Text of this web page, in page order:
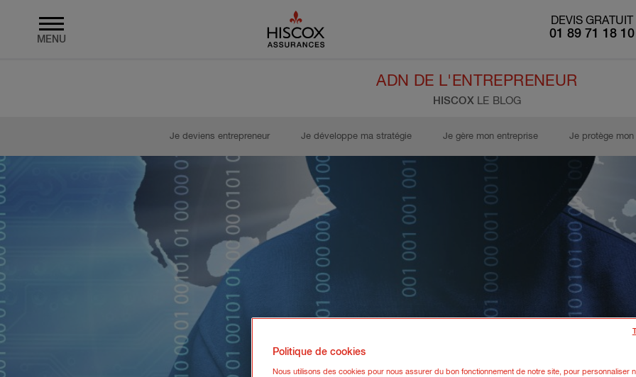
MENU
DEVIS GRATUIT
01 89 71 18 10
ADN DE L'ENTREPRENEUR
HISCOX LE BLOG
Je deviens entrepreneur Je développe ma stratégie Je gère mon entreprise Je protège
Politique de cookies
Nous utilisons des cookies pour nous assurer du bon fonctionnement de notre site, pour personnaliser